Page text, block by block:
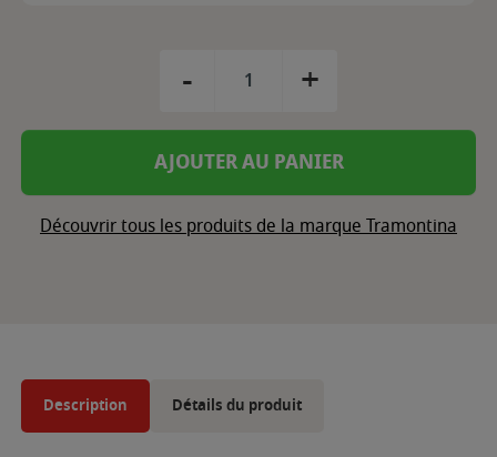
- +
AJOUTER AU PANIER
Découvrir tous les produits de la marque Tramontina
Description Détails du produit